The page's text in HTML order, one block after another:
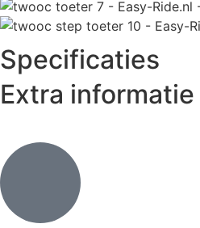
Specificaties
Extra informatie